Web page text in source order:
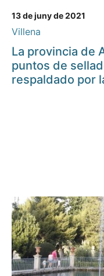
13 de juny de 2021
Villena
La provincia de
puntos de
respaldado por